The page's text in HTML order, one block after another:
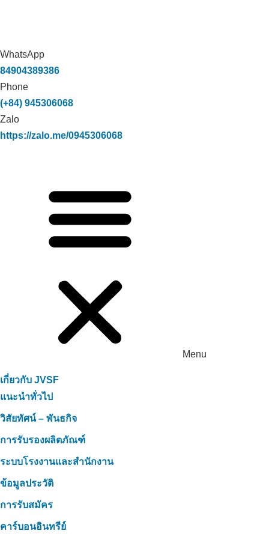
WhatsApp
84904389386
Phone
(+84) 945306068
Zalo
https://zalo.me/0945306068
Menu
เกี่ยวกับ JVSF
แนะนำทั่วไป
วิสัยทัศน์ – พันธกิจ
การรับรองผลิตภัณฑ์
ระบบโรงงานและสำนักงาน
ข้อมูลประวัติ
การรับสมัคร
คาร์บอนอินทรีย์